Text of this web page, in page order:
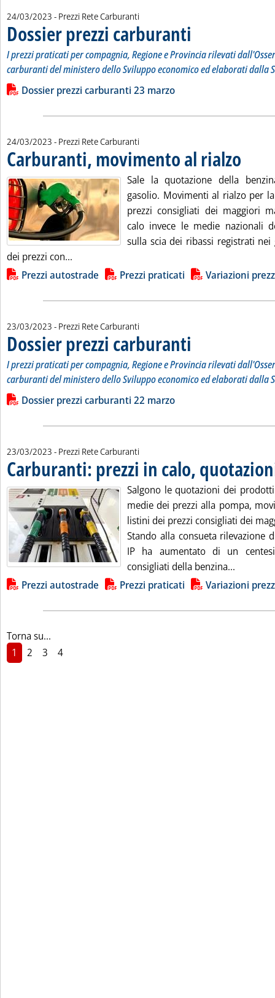
24/03/2023 - Prezzi Rete Carburanti
Dossier prezzi carburanti
I prezzi praticati per compagnia, Regione e Provincia rilevati
carburanti del ministero dello Sviluppo economico ed elaborati dalla
Leggi tutta la notizia: 'Dossier prezzi carburanti'
Lista allegati PDF alla notizia
Dossier prezzi carburanti 23 marzo
24/03/2023 - Prezzi Rete Carburanti
Carburanti, movimento al rialzo
Sale la quotazione della
gasolio. Movimenti al rialzo per
prezzi consigliati dei maggiori
calo invece le medie nazionali
sulla scia dei ribassi registrati
dei prezzi con...
Lista allegati PDF alla notizia
Prezzi autostrade Prezzi praticati Variazioni
23/03/2023 - Prezzi Rete Carburanti
Dossier prezzi carburanti
I prezzi praticati per compagnia, Regione e Provincia rilevati
carburanti del ministero dello Sviluppo economico ed elaborati dalla
Leggi tutta la notizia: 'Dossier prezzi carburanti'
Lista allegati PDF alla notizia
Dossier prezzi carburanti 22 marzo
23/03/2023 - Prezzi Rete Carburanti
Carburanti: prezzi in calo,
Salgono le quotazioni dei
medie dei prezzi alla pompa,
listini dei prezzi consigliati dei
Stando alla consueta rilevazione
IP ha aumentato di un
consigliati della benzina...
Lista allegati PDF alla notizia
Prezzi autostrade Prezzi praticati Variazioni
Torna su...
1
2 3 4